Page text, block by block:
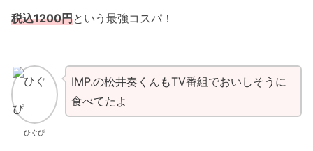
税込1200円という最強コスパ！
ひぐぴ
IMP.の松井奏くんもTV番組でおいしそうに
食べてたよ